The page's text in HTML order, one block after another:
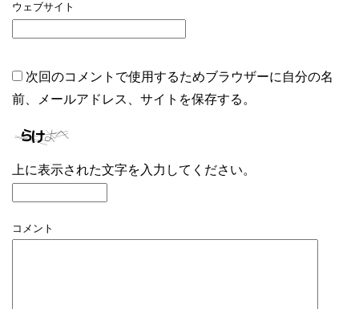
ウェブサイト
次回のコメントで使用するためブラウザーに自分の名
前、メールアドレス、サイトを保存する。
上に表示された文字を入力してください。
コメント